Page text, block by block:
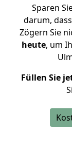
Sparen
darum,
Zögern Sie
heute, um
Füllen Sie